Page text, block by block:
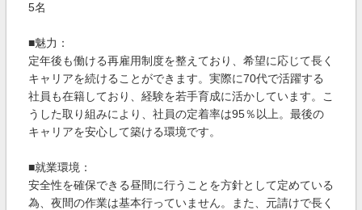
5名
■魅力：
定年後も働ける再雇用制度を整えており、希望に応じて長く
キャリアを続けることができます。実際に70代で活躍する
社員も在籍しており、経験を若手育成に活かしています。こ
うした取り組みにより、社員の定着率は95％以上。最後の
キャリアを安心して築ける環境です。
■就業環境：
安全性を確保できる昼間に行うことを方針として定めている
為、夜間の作業は基本行っていません。また、元請けで長く